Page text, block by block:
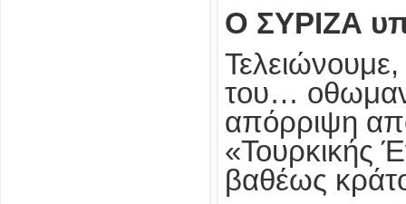
Ο ΣΥΡΙΖΑ
του…
απόρριψη
«Τουρκικής
βαθέως